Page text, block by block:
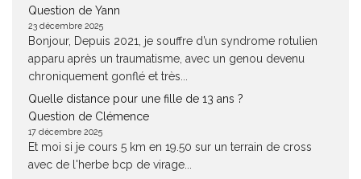
Question de Yann
23 décembre 2025
Bonjour, Depuis 2021, je souffre d’un syndrome rotulien
apparu après un traumatisme, avec un genou devenu
chroniquement gonflé et très...
Quelle distance pour une fille de 13 ans ?
Question de Clémence
17 décembre 2025
Et moi si je cours 5 km en 19.50 sur un terrain de cross
avec de l'herbe bcp de virage...